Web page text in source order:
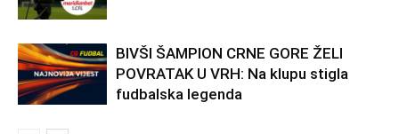
BIVŠI ŠAMPION CRNE GORE ŽELI
POVRATAK U VRH: Na klupu stigla
fudbalska legenda